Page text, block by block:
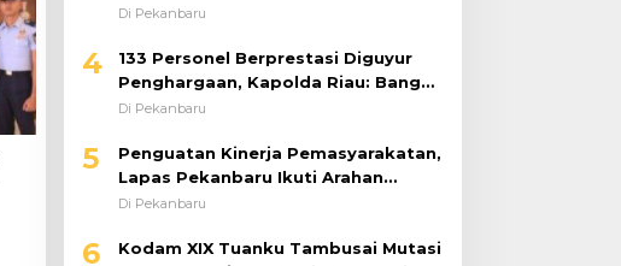
Implementasi Doktrin TNI AD
Di Pekanbaru
4
133 Personel Berprestasi Diguyur
Penghargaan, Kapolda Riau: Bangun
Kepercayaan Publik dengan Karya
Di Pekanbaru
5
Penguatan Kinerja Pemasyarakatan,
Lapas Pekanbaru Ikuti Arahan
Dirjenpas Secara Virtual
Di Pekanbaru
6
Kodam XIX Tuanku Tambusai Mutasi